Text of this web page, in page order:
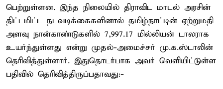
பெற்றுள்ளன. இந்த நிலையில் திராவிட மாடல் அரசின்
திட்டமிட்ட நடவடிக்கைகளினால் தமிழ்நாட்டின் ஏற்றுமதி
அளவு நான்காண்டுகளில் 7,997.17 மில்லியன் டாலராக
உயர்ந்துள்ளது என்று முதல்-அமைச்சர் மு.க.ஸ்டாலின்
தெரிவித்துள்ளார். இதுதொடர்பாக அவர் வெளியிட்டுள்ள
பதிவில் தெரிவித்திருப்பதாவது:-